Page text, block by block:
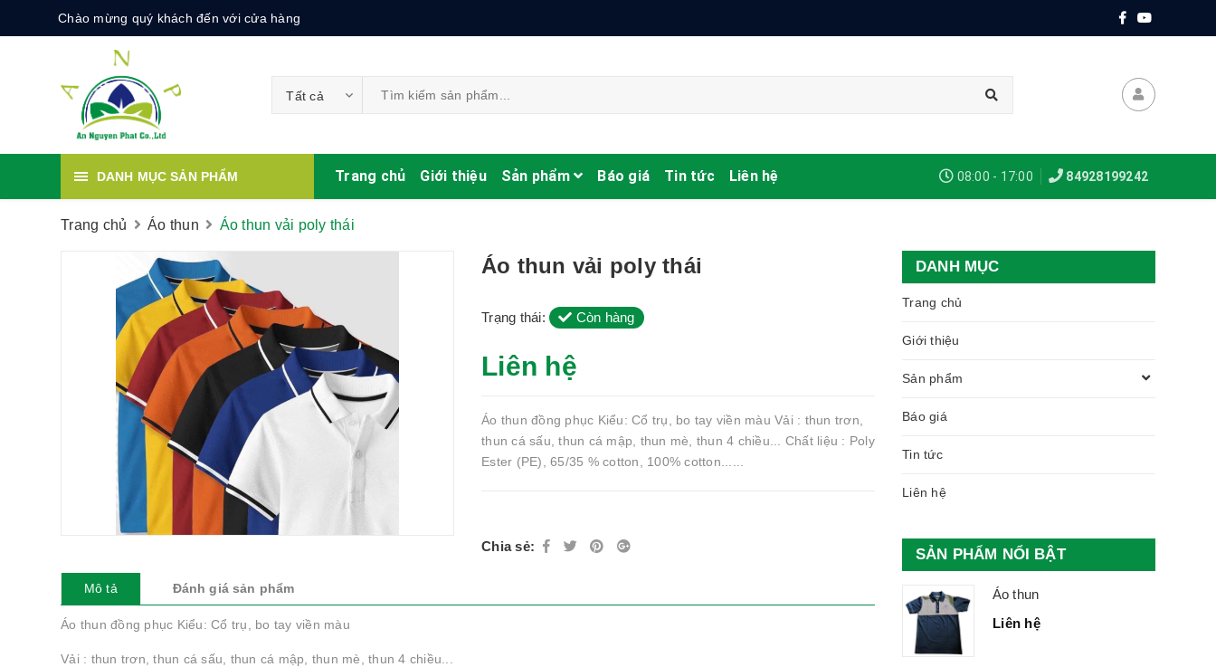
Chào mừng quý khách đến với cửa hàng
Tất cả
DANH MỤC SẢN PHẨM Trang chủ Giới thiệu Sản phẩm Báo giá Tin tức Liên hệ 08:00 - 17:00 84928199242
Trang chủ Áo thun Áo thun vải poly thái
Áo thun vải poly thái
Trạng thái: Còn hàng
Liên hệ
Áo thun đồng phục Kiểu: Cổ trụ, bo tay viền màu Vải : thun trơn,
thun cá sấu, thun cá mập, thun mè, thun 4 chiều... Chất liệu : Poly
Ester (PE), 65/35 % cotton, 100% cotton......
Chia sẻ:
Mô tả Đánh giá sản phẩm
Áo thun đồng phục Kiểu: Cổ trụ, bo tay viền màu
Vải : thun trơn, thun cá sấu, thun cá mập, thun mè, thun 4 chiều...
DANH MỤC
Trang chủ
Giới thiệu
Sản phẩm
Báo giá
Tin tức
Liên hệ
SẢN PHẨM NỔI BẬT
Áo thun
Liên hệ